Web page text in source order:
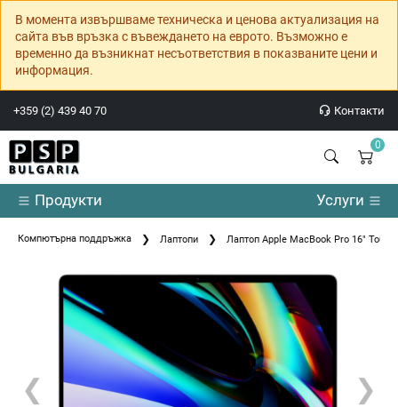
В момента извършваме техническа и ценова актуализация на
сайта във връзка с въвеждането на еврото. Възможно е
временно да възникнат несъответствия в показваните цени и
информация.
+359 (2) 439 40 70 Контакти
0
Продукти Услуги
Компютърна поддръжка Лаптопи Лаптоп Apple MacBook Pro 16"
❮ ❯